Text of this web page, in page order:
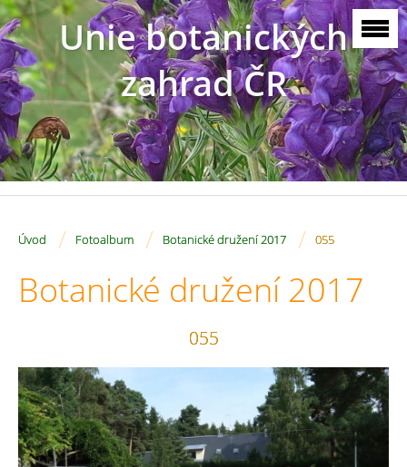
Unie botanických
zahrad ČR
Úvod / Fotoalbum / Botanické družení 2017 / 055
Botanické družení 2017
055